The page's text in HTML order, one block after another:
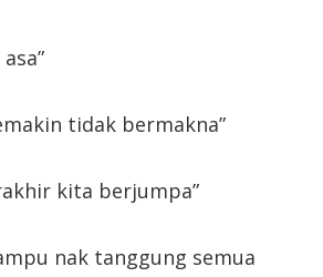
tidak bermakna”
kita berjumpa”
nak tanggung semua